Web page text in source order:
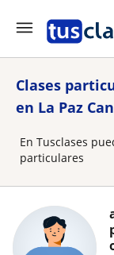
Clases
en La Paz
En Tusclases
particulares